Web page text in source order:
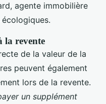
agente immobilière
la revente
de la valeur de la
peuvent également
lors de la revente.
un supplément